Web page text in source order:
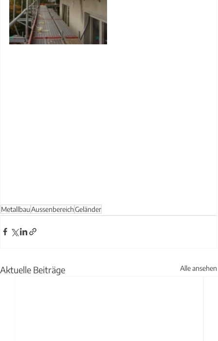
MetallbauAussenbereichGeländer
Aktuelle Beiträge Alle ansehen